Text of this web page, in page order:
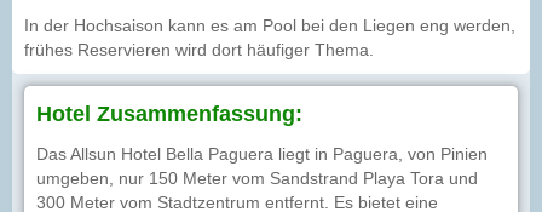
In der Hochsaison kann es am Pool bei den Liegen eng werden,
frühes Reservieren wird dort häufiger Thema.
Hotel Zusammenfassung:
Das Allsun Hotel Bella Paguera liegt in Paguera, von Pinien
umgeben, nur 150 Meter vom Sandstrand Playa Tora und
300 Meter vom Stadtzentrum entfernt. Es bietet eine